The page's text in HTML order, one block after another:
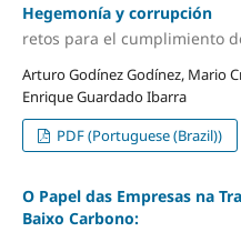
Hegemonía y corrupción
retos para el cumplimiento
Arturo Godínez Godínez, Mario
Enrique Guardado Ibarra
PDF (Portuguese (Brazil))
O Papel das Empresas na
Baixo Carbono: